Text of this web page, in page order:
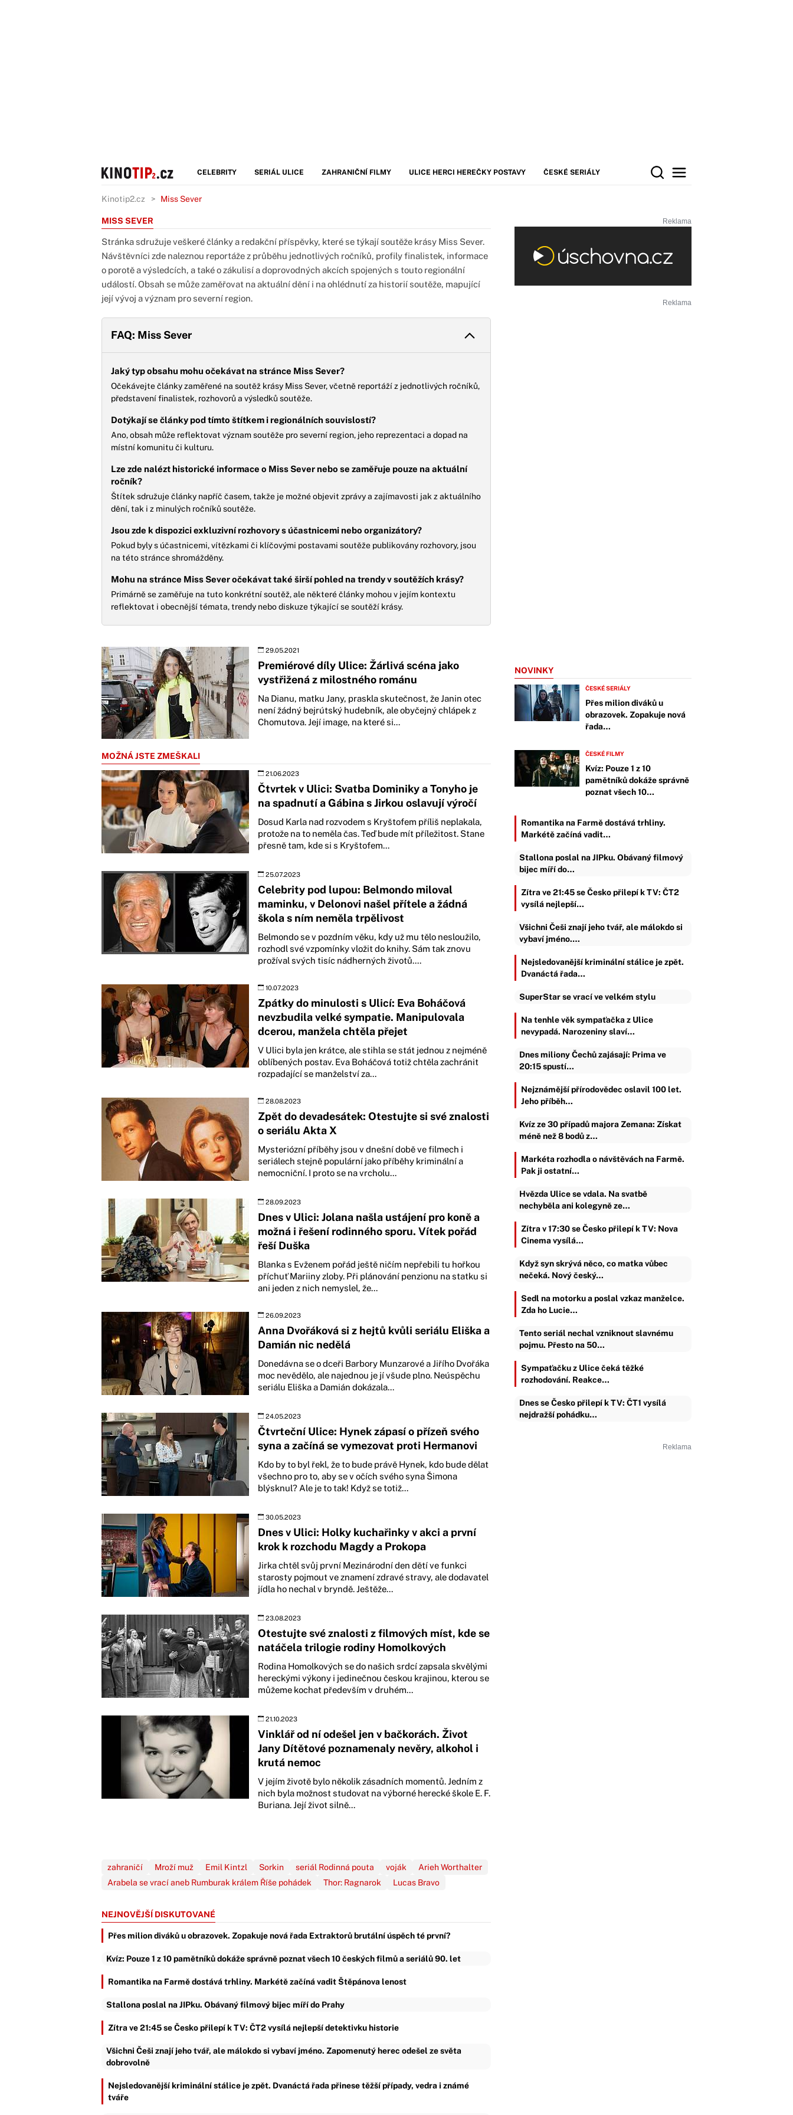
CELEBRITY SERIÁL ULICE ZAHRANIČNÍ FILMY ULICE HERCI HEREČKY POSTAVY ČESKÉ SERIÁLY
Kinotip2.cz Miss Sever
MISS SEVER
Stránka sdružuje veškeré články a redakční příspěvky, které se týkají soutěže krásy Miss Sever.
Návštěvníci zde naleznou reportáže z průběhu jednotlivých ročníků, profily finalistek, informace
o porotě a výsledcích, a také o zákulisí a doprovodných akcích spojených s touto regionální
událostí. Obsah se může zaměřovat na aktuální dění i na ohlédnutí za historií soutěže, mapující
její vývoj a význam pro severní region.
FAQ: Miss Sever
Jaký typ obsahu mohu očekávat na stránce Miss Sever?
Očekávejte články zaměřené na soutěž krásy Miss Sever, včetně reportáží z jednotlivých ročníků,
představení finalistek, rozhovorů a výsledků soutěže.
Dotýkají se články pod tímto štítkem i regionálních souvislostí?
Ano, obsah může reflektovat význam soutěže pro severní region, jeho reprezentaci a dopad na
místní komunitu či kulturu.
Lze zde nalézt historické informace o Miss Sever nebo se zaměřuje pouze na aktuální
ročník?
Štítek sdružuje články napříč časem, takže je možné objevit zprávy a zajímavosti jak z aktuálního
dění, tak i z minulých ročníků soutěže.
Jsou zde k dispozici exkluzivní rozhovory s účastnicemi nebo organizátory?
Pokud byly s účastnicemi, vítězkami či klíčovými postavami soutěže publikovány rozhovory, jsou
na této stránce shromážděny.
Mohu na stránce Miss Sever očekávat také širší pohled na trendy v soutěžích krásy?
Primárně se zaměřuje na tuto konkrétní soutěž, ale některé články mohou v jejím kontextu
reflektovat i obecnější témata, trendy nebo diskuze týkající se soutěží krásy.
29.05.2021
Premiérové díly Ulice: Žárlivá scéna jako
vystřižená z milostného románu
Na Dianu, matku Jany, praskla skutečnost, že Janin otec
není žádný bejrútský hudebník, ale obyčejný chlápek z
Chomutova. Její image, na které si...
MOŽNÁ JSTE ZMEŠKALI
21.06.2023
Čtvrtek v Ulici: Svatba Dominiky a Tonyho je
na spadnutí a Gábina s Jirkou oslavují výročí
Dosud Karla nad rozvodem s Kryštofem příliš neplakala,
protože na to neměla čas. Teď bude mít příležitost. Stane
přesně tam, kde si s Kryštofem...
25.07.2023
Celebrity pod lupou: Belmondo miloval
maminku, v Delonovi našel přítele a žádná
škola s ním neměla trpělivost
Belmondo se v pozdním věku, kdy už mu tělo nesloužilo,
rozhodl své vzpomínky vložit do knihy. Sám tak znovu
prožíval svých tisíc nádherných životů....
10.07.2023
Zpátky do minulosti s Ulicí: Eva Boháčová
nevzbudila velké sympatie. Manipulovala
dcerou, manžela chtěla přejet
V Ulici byla jen krátce, ale stihla se stát jednou z nejméně
oblíbených postav. Eva Boháčová totiž chtěla zachránit
rozpadající se manželství za...
28.08.2023
Zpět do devadesátek: Otestujte si své znalosti
o seriálu Akta X
Mysteriózní příběhy jsou v dnešní době ve filmech i
seriálech stejně populární jako příběhy kriminální a
nemocniční. I proto se na vrcholu...
28.09.2023
Dnes v Ulici: Jolana našla ustájení pro koně a
možná i řešení rodinného sporu. Vítek pořád
řeší Duška
Blanka s Evženem pořád ještě ničím nepřebili tu hořkou
příchuť Mariiny zloby. Při plánování penzionu na statku si
ani jeden z nich nemyslel, že...
26.09.2023
Anna Dvořáková si z hejtů kvůli seriálu Eliška a
Damián nic nedělá
Donedávna se o dceři Barbory Munzarové a Jiřího Dvořáka
moc nevědělo, ale najednou je jí všude plno. Neúspěchu
seriálu Eliška a Damián dokázala...
24.05.2023
Čtvrteční Ulice: Hynek zápasí o přízeň svého
syna a začíná se vymezovat proti Hermanovi
Kdo by to byl řekl, že to bude právě Hynek, kdo bude dělat
všechno pro to, aby se v očích svého syna Šimona
blýsknul? Ale je to tak! Když se totiž...
30.05.2023
Dnes v Ulici: Holky kuchařinky v akci a první
krok k rozchodu Magdy a Prokopa
Jirka chtěl svůj první Mezinárodní den dětí ve funkci
starosty pojmout ve znamení zdravé stravy, ale dodavatel
jídla ho nechal v bryndě. Ještěže...
23.08.2023
Otestujte své znalosti z filmových míst, kde se
natáčela trilogie rodiny Homolkových
Rodina Homolkových se do našich srdcí zapsala skvělými
hereckými výkony i jedinečnou českou krajinou, kterou se
můžeme kochat především v druhém...
21.10.2023
Vinklář od ní odešel jen v bačkorách. Život
Jany Dítětové poznamenaly nevěry, alkohol i
krutá nemoc
V jejím životě bylo několik zásadních momentů. Jedním z
nich byla možnost studovat na výborné herecké škole E. F.
Buriana. Její život silně...
zahraničí Mroží muž Emil Kintzl Sorkin seriál Rodinná pouta voják
Arieh Worthalter
Arabela se vrací aneb Rumburak králem Říše pohádek
Thor: Ragnarok Lucas Bravo
NEJNOVĚJŠÍ DISKUTOVANÉ
Přes milion diváků u obrazovek. Zopakuje nová řada Extraktorů brutální úspěch té první?
Kvíz: Pouze 1 z 10 pamětníků dokáže správně poznat všech 10 českých filmů a seriálů 90. let
Romantika na Farmě dostává trhliny. Markétě začíná vadit Štěpánova lenost
Stallona poslal na JIPku. Obávaný filmový bijec míří do Prahy
Zítra ve 21:45 se Česko přilepí k TV: ČT2 vysílá nejlepší detektivku historie
Všichni Češi znají jeho tvář, ale málokdo si vybaví jméno. Zapomenutý herec odešel ze světa
dobrovolně
Nejsledovanější kriminální stálice je zpět. Dvanáctá řada přinese těžší případy, vedra i známé
tváře
NOVINKY
ČESKÉ SERIÁLY
Přes milion diváků u
obrazovek. Zopakuje nová
řada…
ČESKÉ FILMY
Kvíz: Pouze 1 z 10
pamětníků dokáže správně
poznat všech 10…
Romantika na Farmě dostává trhliny.
Markétě začíná vadit…
Stallona poslal na JIPku. Obávaný filmový
bijec míří do…
Zítra ve 21:45 se Česko přilepí k TV: ČT2
vysílá nejlepší…
Všichni Češi znají jeho tvář, ale málokdo si
vybaví jméno.…
Nejsledovanější kriminální stálice je zpět.
Dvanáctá řada…
SuperStar se vrací ve velkém stylu
Na tenhle věk sympaťačka z Ulice
nevypadá. Narozeniny slaví…
Dnes miliony Čechů zajásají: Prima ve
20:15 spustí…
Nejznámější přírodovědec oslavil 100 let.
Jeho příběh…
Kvíz ze 30 případů majora Zemana: Získat
méně než 8 bodů z…
Markéta rozhodla o návštěvách na Farmě.
Pak ji ostatní…
Hvězda Ulice se vdala. Na svatbě
nechyběla ani kolegyně ze…
Zítra v 17:30 se Česko přilepí k TV: Nova
Cinema vysílá…
Když syn skrývá něco, co matka vůbec
nečeká. Nový český…
Sedl na motorku a poslal vzkaz manželce.
Zda ho Lucie…
Tento seriál nechal vzniknout slavnému
pojmu. Přesto na 50…
Sympaťačku z Ulice čeká těžké
rozhodování. Reakce…
Dnes se Česko přilepí k TV: ČT1 vysílá
nejdražší pohádku…